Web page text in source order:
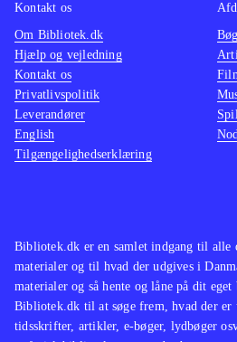
Bibliotek.dk er en samlet indgang til alle
materialer og til hvad der udgives i
materialer og så hente og låne på dit
Bibliotek.dk til at søge frem, hvad der er
tidsskrifter, artikler, e-bøger, lydbøger
Kontakt os
Om Bibliotek.dk
Hjælp og vejledning
Kontakt os
Privatlivspolitik
Leverandører
English
Tilgængelighedserklæring